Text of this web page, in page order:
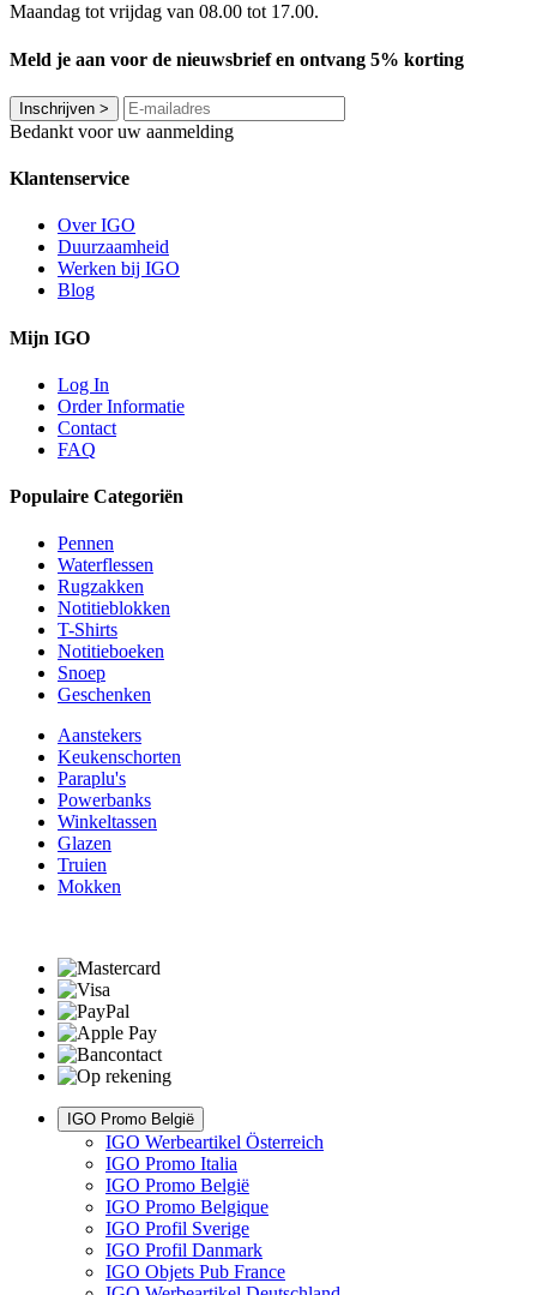
Maandag tot vrijdag van 08.00 tot 17.00.
Meld je aan voor de nieuwsbrief en ontvang 5% korting
Inschrijven >
Bedankt voor uw aanmelding
Klantenservice
Over IGO
Duurzaamheid
Werken bij IGO
Blog
Mijn IGO
Log In
Order Informatie
Contact
FAQ
Populaire Categoriën
Pennen
Waterflessen
Rugzakken
Notitieblokken
T-Shirts
Notitieboeken
Snoep
Geschenken
Aanstekers
Keukenschorten
Paraplu's
Powerbanks
Winkeltassen
Glazen
Truien
Mokken
IGO Promo België
IGO Werbeartikel Österreich
IGO Promo Italia
IGO Promo België
IGO Promo Belgique
IGO Profil Sverige
IGO Profil Danmark
IGO Objets Pub France